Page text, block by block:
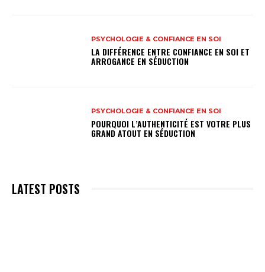
PSYCHOLOGIE & CONFIANCE EN SOI
LA DIFFÉRENCE ENTRE CONFIANCE EN SOI ET
ARROGANCE EN SÉDUCTION
PSYCHOLOGIE & CONFIANCE EN SOI
POURQUOI L’AUTHENTICITÉ EST VOTRE PLUS
GRAND ATOUT EN SÉDUCTION
LATEST POSTS